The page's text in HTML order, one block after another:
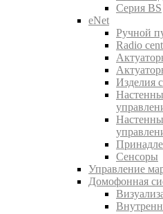
Серия BS
eNet
Pучной
Radio
Изделия
Сенсоры
Управление
Домофонная